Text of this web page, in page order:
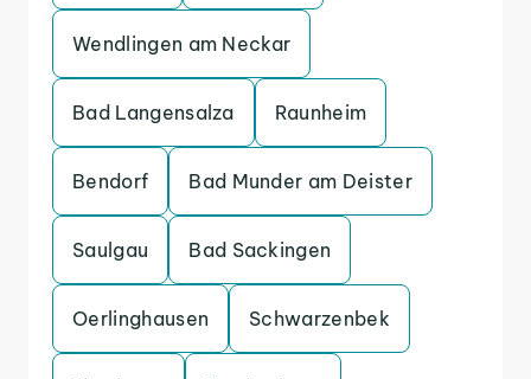
Wendlingen am Neckar
Bad Langensalza Raunheim
Bendorf Bad Munder am Deister
Saulgau Bad Sackingen
Oerlinghausen Schwarzenbek